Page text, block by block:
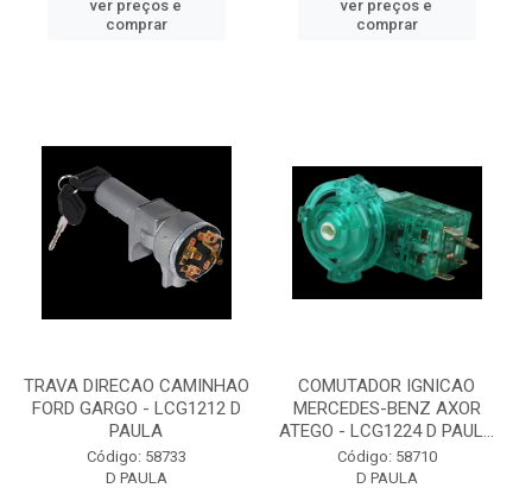
ver preços e
comprar
ver preços e
comprar
TRAVA DIRECAO CAMINHAO
FORD GARGO - LCG1212 D
PAULA
Código: 58733
D PAULA
COMUTADOR IGNICAO
MERCEDES-BENZ AXOR
ATEGO - LCG1224 D PAUL...
Código: 58710
D PAULA